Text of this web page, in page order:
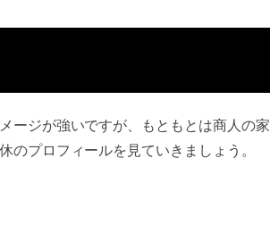
ージが強いですが、もともとは商人の家
プロフィールを見ていきましょう。